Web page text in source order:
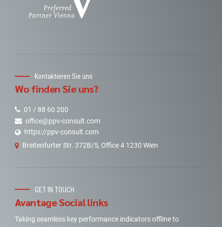
Kontaktieren Sie uns
Wo finden Sie uns?
01 / 88 60 200
office@ppv-consult.com
https://ppv-consult.com
Breitenfurter Str. 372B/5, Office 4 1230 Wien
GET IN TOUCH
Avantage Social links
Taking seamless key performance indicators offline to